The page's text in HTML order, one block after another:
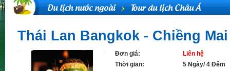
Du lịch nước ngoài Tour du lịch Châu Á
Thái Lan Bangkok - Chiềng
Đơn giá:
Liên hệ
Thời gian:
5 Ngày/ 4 Đêm